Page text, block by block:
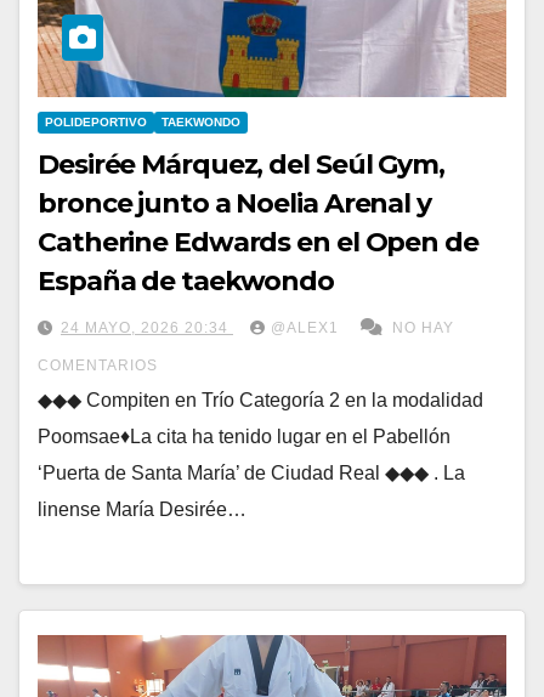
POLIDEPORTIVO TAEKWONDO
Desirée Márquez, del Seúl Gym,
bronce junto a Noelia Arenal y
Catherine Edwards en el Open de
España de taekwondo
24 MAYO, 2026 20:34 @ALEX1 NO HAY
COMENTARIOS
◆◆◆ Compiten en Trío Categoría 2 en la modalidad
Poomsae♦La cita ha tenido lugar en el Pabellón
‘Puerta de Santa María’ de Ciudad Real ◆◆◆ . La
linense María Desirée…